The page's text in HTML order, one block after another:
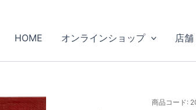
HOME オンラインショップ 店舗
商品コード: